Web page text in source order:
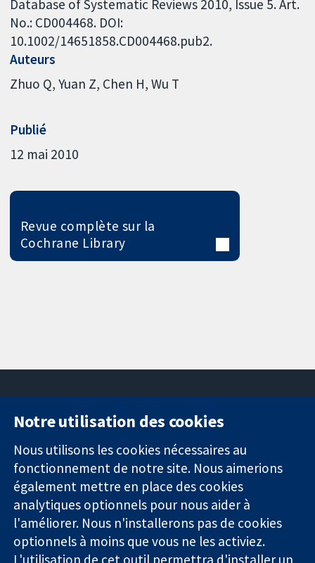
Database of Systematic Reviews 2010, Issue 5. Art.
No.: CD004468. DOI:
10.1002/14651858.CD004468.pub2.
Auteurs
Zhuo Q Yuan Z Chen H Wu T
Publié
12 mai 2010
Revue complète sur la
Cochrane Library
Des données
probantes.
Des décisions
éclairées.
Une meilleure
santé.
11-13 Cavendish
Square
Londres
W1G0AN
Royaume-Uni
nous
Actualités
Service de
presse
Qui sommes-
nous
Offres
d'emploi
Notre utilisation des cookies
Nous utilisons les cookies nécessaires au
fonctionnement de notre site. Nous aimerions
également mettre en place des cookies
analytiques optionnels pour nous aider à
l'améliorer. Nous n'installerons pas de cookies
optionnels à moins que vous ne les activiez.
L'utilisation de cet outil permettra d'installer un